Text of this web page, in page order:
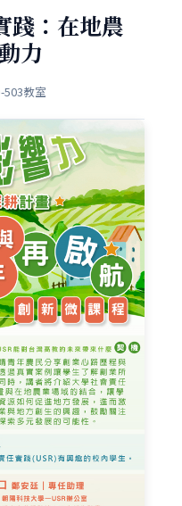
踐：在地農
力
503教室